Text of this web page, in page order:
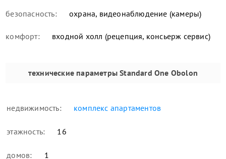
безопасность: охрана, видеонаблюдение (камеры)
комфорт: входной холл (рецепция, консьерж сервис)
технические параметры Standard One Obolon
недвижимость: комплекс апартаментов
этажность: 16
домов: 1